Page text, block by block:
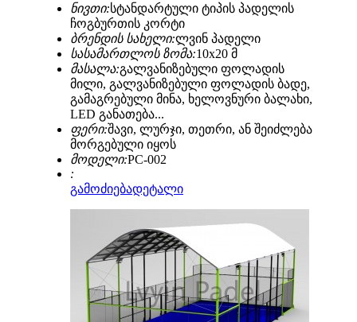
ნივთი:სტანდარტული ტიპის პადელის
ჩოგბურთის კორტი
ბრენდის სახელი:ლვინ პადელი
სასამართლოს ზომა:10x20 მ
მასალა:გალვანიზებული ფოლადის
მილი, გალვანიზებული ფოლადის ბადე,
გამაგრებული მინა, ხელოვნური ბალახი,
LED განათება...
ფერი:შავი, ლურჯი, თეთრი, ან შეიძლება
მორგებული იყოს
მოდელი:PC-002
:
გამოძიებადეტალი